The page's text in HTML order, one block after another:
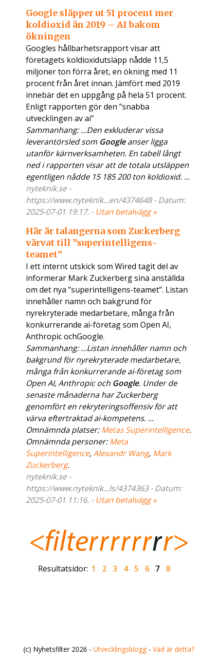
Google släpper ut 51 procent mer
koldioxid än 2019 – AI bakom
ökningen
Googles hållbarhetsrapport visar att
företagets koldioxidutsläpp nådde 11,5
miljoner ton förra året, en ökning med 11
procent från året innan. Jämfört med 2019
innebär det en uppgång på hela 51 procent.
Enligt rapporten gör den ”snabba
utvecklingen av ai”
Sammanhang: ...Den exkluderar vissa
leverantörsled som Googleanser ligga
utanför kärnverksamheten. En tabell långt
ned i rapporten visar att de totala utsläppen
egentligen nådde 15 185 200 ton koldioxid. ...
nyteknik.se -
https://www.nyteknik...en/4374648 - Datum:
2025-07-01 19:17. - Utan betalvägg »
Här är talangerna som Zuckerberg
värvat till ”superintelligens-
teamet”
I ett internt utskick som Wired tagit del av
informerar Mark Zuckerberg sina anställda
om det nya ”superintelligens-teamet”. Listan
innehåller namn och bakgrund för
nyrekryterade medarbetare, många från
konkurrerande ai-företag som Open AI,
Anthropic ochGoogle.
Sammanhang: ...Listan innehåller namn och
bakgrund för nyrekryterade medarbetare,
många från konkurrerande ai-företag som
Open AI, Anthropic och Google. Under de
senaste månaderna har Zuckerberg
genomfört en rekryteringsoffensiv för att
värva eftertraktad ai-kompetens. ...
Omnämnda platser:Metas Superintelligence.
Omnämnda personer:Meta
Superintelligence,Alexandr Wang, Mark
Zuckerberg.
nyteknik.se -
https://www.nyteknik...ls/4374363 - Datum:
2025-07-01 11:16. - Utan betalvägg »
Resultatsidor: 1 2 3 4 5 6 7 8
(c) Nyhetsfilter 2026 -Utvecklingsblogg -Vad är detta?